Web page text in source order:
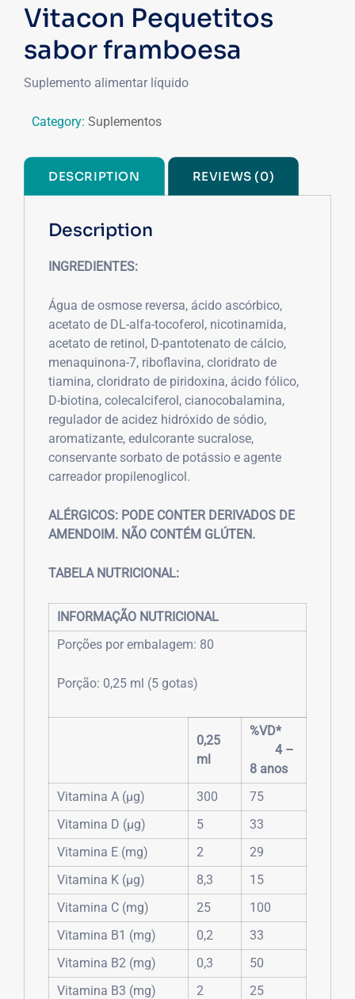
Vitacon Pequetitos
sabor framboesa
Suplemento alimentar líquido
Category: Suplementos
DESCRIPTION REVIEWS (0)
Description
INGREDIENTES:
Água de osmose reversa, ácido ascórbico,
acetato de DL-alfa-tocoferol, nicotinamida,
acetato de retinol, D-pantotenato de cálcio,
menaquinona-7, riboflavina, cloridrato de
tiamina, cloridrato de piridoxina, ácido fólico,
D-biotina, colecalciferol, cianocobalamina,
regulador de acidez hidróxido de sódio,
aromatizante, edulcorante sucralose,
conservante sorbato de potássio e agente
carreador propilenoglicol.
ALÉRGICOS: PODE CONTER DERIVADOS DE
AMENDOIM. NÃO CONTÉM GLÚTEN.
TABELA NUTRICIONAL:
INFORMAÇÃO NUTRICIONAL
Porções por embalagem: 80
Porção: 0,25 ml (5 gotas)
0,25
ml
%VD*
4 –
8 anos
Vitamina A (µg)
300
75
Vitamina D (µg)
5
33
Vitamina E (mg)
2
29
Vitamina K (µg)
8,3
15
Vitamina C (mg)
25
100
Vitamina B1 (mg)
0,2
33
Vitamina B2 (mg)
0,3
50
Vitamina B3 (mg)
2
25